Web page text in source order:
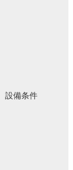
設備条件